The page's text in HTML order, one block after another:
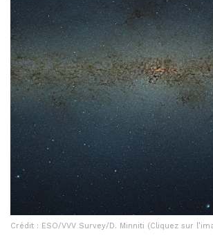
Crédit : ESO/VVV Survey/D. Minniti (Cliquez sur